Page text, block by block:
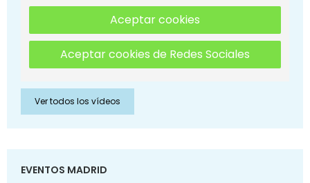
Aceptar cookies
Aceptar cookies de Redes Sociales
Ver todos los vídeos
EVENTOS MADRID